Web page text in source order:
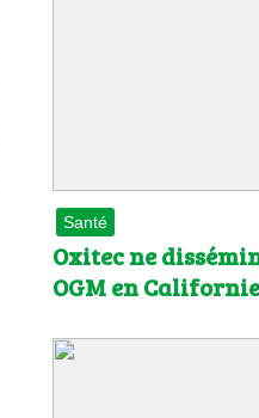
Santé
Oxitec ne
OGM en Californie